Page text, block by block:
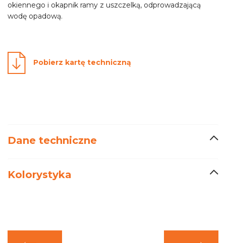
okiennego i okapnik ramy z uszczelką, odprowadzającą
wodę opadową.
Pobierz kartę techniczną
Dane techniczne
Kolorystyka